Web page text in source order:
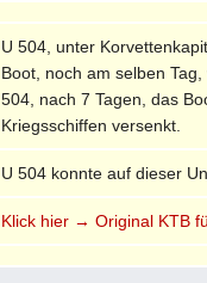
U 504, unter
Boot, noch am selben
504, nach 7 Tagen, das
Kriegsschiffen versenkt.
U 504 konnte auf dieser
Klick hier → Original KTB